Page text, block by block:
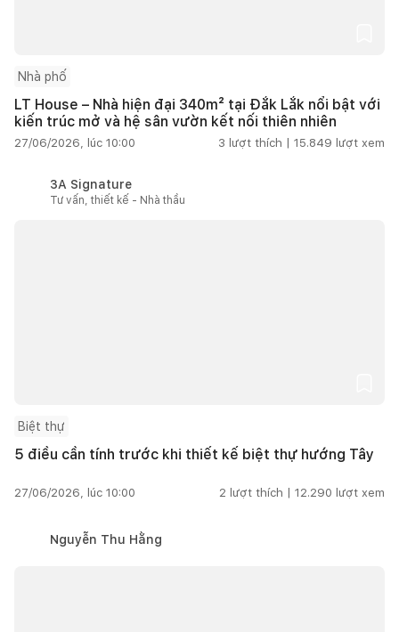
Nhà phố
LT House – Nhà hiện đại 340m² tại Đắk Lắk nổi bật với
kiến trúc mở và hệ sân vườn kết nối thiên nhiên
27/06/2026, lúc 10:00 3 lượt thích | 15.849 lượt xem
3A Signature
Tư vấn, thiết kế - Nhà thầu
Biệt thự
5 điều cần tính trước khi thiết kế biệt thự hướng Tây
27/06/2026, lúc 10:00 2 lượt thích | 12.290 lượt xem
Nguyễn Thu Hằng